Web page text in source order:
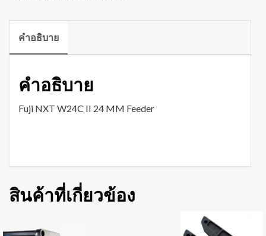
คำอธิบาย
คำอธิบาย
Fuji NXT W24C II 24 MM Feeder
สินค้าที่เกี่ยวข้อง